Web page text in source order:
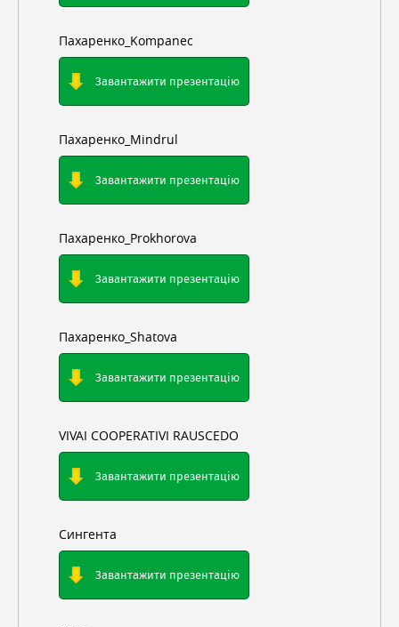
Пахаренко_Kompanec
Завантажити презентацію
Пахаренко_Mindrul
Завантажити презентацію
Пахаренко_Prokhorova
Завантажити презентацію
Пахаренко_Shatova
Завантажити презентацію
VIVAI COOPERATIVI RAUSCEDO
Завантажити презентацію
Сингента
Завантажити презентацію